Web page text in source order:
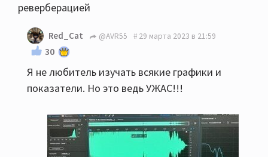
реверберацией
Red_Cat @AVR55 29 марта 2023 в 21:59
30
Я не любитель изучать всякие графики и
показатели. Но это ведь УЖАС!!!